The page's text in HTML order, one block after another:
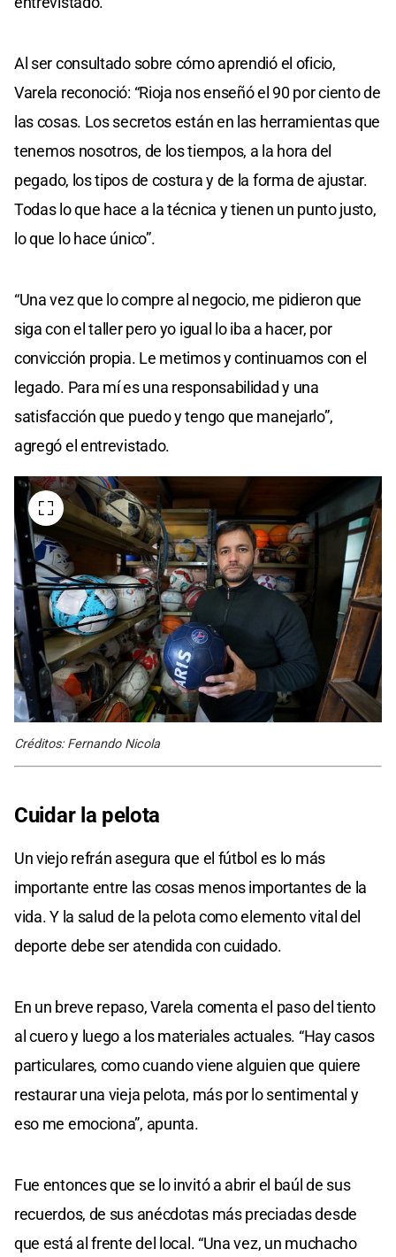
Al ser consultado sobre cómo aprendió el oficio,
Varela reconoció: “Rioja nos enseñó el 90 por ciento de
las cosas. Los secretos están en las herramientas que
tenemos nosotros, de los tiempos, a la hora del
pegado, los tipos de costura y de la forma de ajustar.
Todas lo que hace a la técnica y tienen un punto justo,
lo que lo hace único”.
“Una vez que lo compre al negocio, me pidieron que
siga con el taller pero yo igual lo iba a hacer, por
convicción propia. Le metimos y continuamos con el
legado. Para mí es una responsabilidad y una
satisfacción que puedo y tengo que manejarlo”,
agregó el entrevistado.
Créditos: Fernando Nicola
Cuidar la pelota
Un viejo refrán asegura que el fútbol es lo más
importante entre las cosas menos importantes de la
vida. Y la salud de la pelota como elemento vital del
deporte debe ser atendida con cuidado.
En un breve repaso, Varela comenta el paso del tiento
al cuero y luego a los materiales actuales. “Hay casos
particulares, como cuando viene alguien que quiere
restaurar una vieja pelota, más por lo sentimental y
eso me emociona”, apunta.
Fue entonces que se lo invitó a abrir el baúl de sus
recuerdos, de sus anécdotas más preciadas desde
que está al frente del local. “Una vez, un muchacho